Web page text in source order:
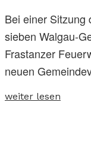
Bei einer Sitzung
sieben Walgau-
Frastanzer
neuen
weiter lesen